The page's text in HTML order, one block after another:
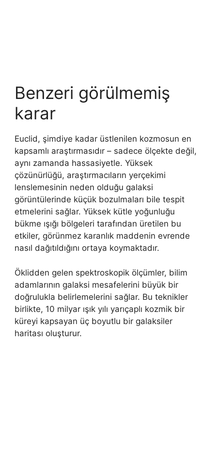
Benzeri görülmemiş
karar
Euclid, şimdiye kadar üstlenilen kozmosun en
kapsamlı araştırmasıdır – sadece ölçekte değil,
aynı zamanda hassasiyetle. Yüksek
çözünürlüğü, araştırmacıların yerçekimi
lenslemesinin neden olduğu galaksi
görüntülerinde küçük bozulmaları bile tespit
etmelerini sağlar. Yüksek kütle yoğunluğu
bükme ışığı bölgeleri tarafından üretilen bu
etkiler, görünmez karanlık maddenin evrende
nasıl dağıtıldığını ortaya koymaktadır.
Öklidden gelen spektroskopik ölçümler, bilim
adamlarının galaksi mesafelerini büyük bir
doğrulukla belirlemelerini sağlar. Bu teknikler
birlikte, 10 milyar ışık yılı yarıçaplı kozmik bir
küreyi kapsayan üç boyutlu bir galaksiler
haritası oluşturur.